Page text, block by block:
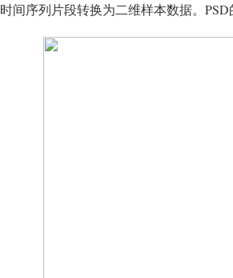
时间序列片段转换为二维样本数据。PSD